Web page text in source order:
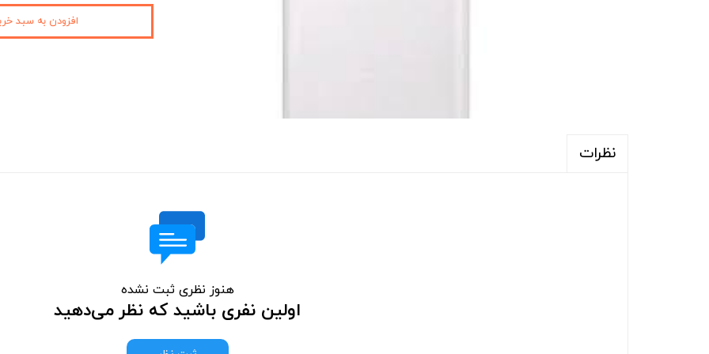
افزودن به سبد
نظرات
هنوز نظری ثبت نشده
اولین نفری باشید که نظر می‌دهید